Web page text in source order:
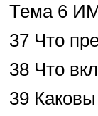
Тема 6
37 Что
38 Что
39